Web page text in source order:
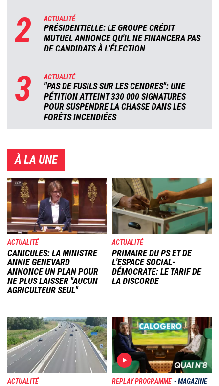
2 ACTUALITÉ
PRÉSIDENTIELLE: LE GROUPE CRÉDIT
MUTUEL ANNONCE QU'IL NE FINANCERA PAS
DE CANDIDATS À L'ÉLECTION
3 ACTUALITÉ
"PAS DE FUSILS SUR LES CENDRES": UNE
PÉTITION ATTEINT 330 000 SIGNATURES
POUR SUSPENDRE LA CHASSE DANS LES
FORÊTS INCENDIÉES
À LA UNE
Image
ACTUALITÉ
CANICULES: LA MINISTRE
ANNIE GENEVARD
ANNONCE UN PLAN POUR
NE PLUS LAISSER "AUCUN
AGRICULTEUR SEUL"
Image
ACTUALITÉ
PRIMAIRE DU PS ET DE
L'ESPACE SOCIAL-
DÉMOCRATE: LE TARIF DE
LA DISCORDE
Image
ACTUALITÉ
Image
REPLAY PROGRAMME MAGAZINE